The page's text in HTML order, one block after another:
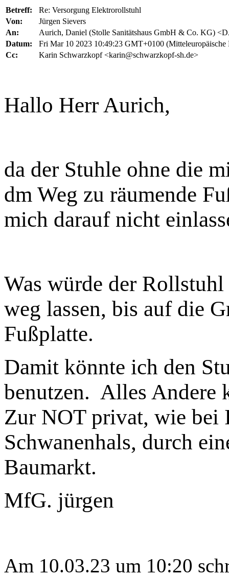
Betreff:
Re: Versorgung Elektrorollstuhl
Von:
Jürgen Sievers
An:
Aurich, Daniel (Stolle Sanitätshaus GmbH & Co. KG)
Datum:
Fri Mar 10 2023 10:49:23 GMT+0100 (Mitteleuropäische
Cc:
Karin Schwarzkopf <karin@schwarzkopf-sh.de>
Hallo Herr Aurich,
da der Stuhle ohne die
dm Weg zu räumende
mich darauf nicht
Was würde der
weg lassen, bis auf die
Fußplatte.
Damit könnte ich den
benutzen. Alles Andere
Zur NOT privat, wie bei
Schwanenhals, durch
Baumarkt.
MfG. jürgen
Am 10.03.23 um 10:20